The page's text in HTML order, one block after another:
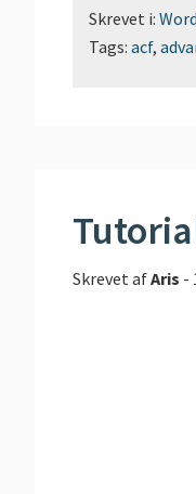
Skrevet i:
Tags: acf,
Skrevet afAris -